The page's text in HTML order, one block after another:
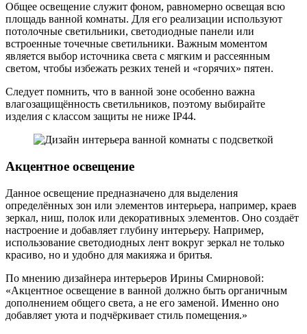
Общее освещение служит фоном, равномерно освещая всю
площадь ванной комнаты. Для его реализации используют
потолочные светильники, светодиодные панели или
встроенные точечные светильники. Важным моментом
является выбор источника света с мягким и рассеянным
светом, чтобы избежать резких теней и «горячих» пятен.
Следует помнить, что в ванной зоне особенно важна
влагозащищённость светильников, поэтому выбирайте
изделия с классом защиты не ниже IP44.
Акцентное освещение
Данное освещение предназначено для выделения
определённых зон или элементов интерьера, например, краев
зеркал, ниш, полок или декоративных элементов. Оно создаёт
настроение и добавляет глубину интерьеру. Например,
использование светодиодных лент вокруг зеркал не только
красиво, но и удобно для макияжа и бритья.
По мнению дизайнера интерьеров Ирины Смирновой:
«Акцентное освещение в ванной должно быть органичным
дополнением общего света, а не его заменой. Именно оно
добавляет уюта и подчёркивает стиль помещения.»